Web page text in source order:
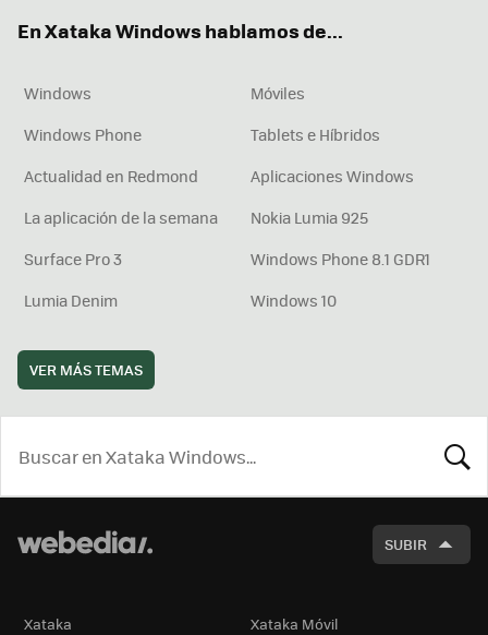
En Xataka Windows hablamos de...
Windows
Móviles
Windows Phone
Tablets e Híbridos
Actualidad en Redmond
Aplicaciones Windows
La aplicación de la semana
Nokia Lumia 925
Surface Pro 3
Windows Phone 8.1 GDR1
Lumia Denim
Windows 10
VER MÁS TEMAS
SUBIR
Xataka Xataka Móvil